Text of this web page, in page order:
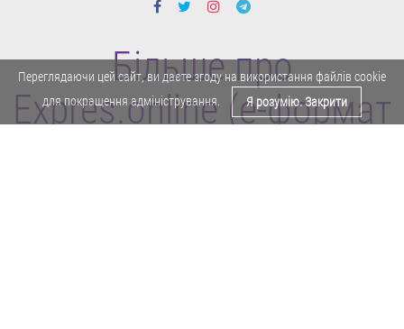
Більше про
Expres.online (e-формат
Переглядаючи цей сайт, ви даєте згоду на використання файлів cookie
для покращення адміністрування.
Я розумію. Закрити